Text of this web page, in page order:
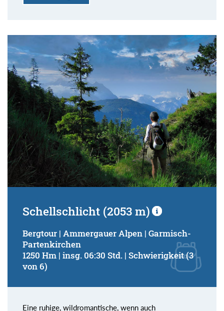
Schellschlicht (2053 m)
Bergtour | Ammergauer Alpen | Garmisch-
Partenkirchen
1250 Hm | insg. 06:30 Std. | Schwierigkeit (3
von 6)
Eine ruhige, wildromantische, wenn auch